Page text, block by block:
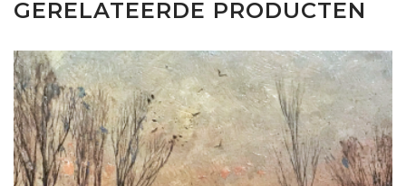
GERELATEERDE PRODUCTEN